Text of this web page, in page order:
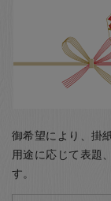
御希望により、掛
用途に応じて表題
す。